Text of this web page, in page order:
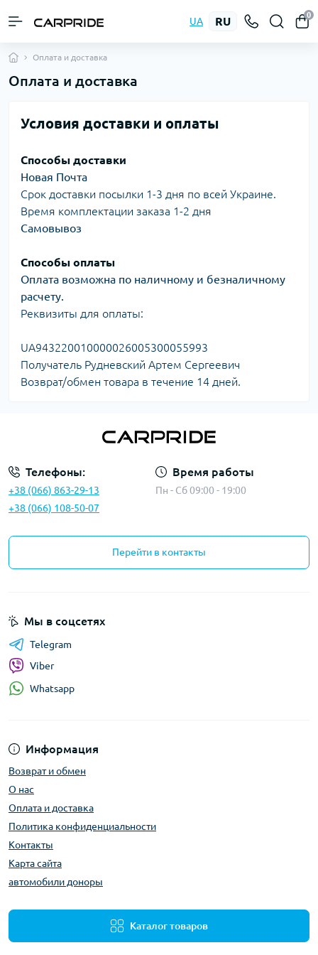
UA RU
0
Оплата и доставка
Оплата и доставка
Условия доставки и оплаты
Способы доставки
Новая Почта
Срок доставки посылки 1-3 дня по всей Украине.
Время комплектации заказа 1-2 дня
Самовывоз
Способы оплаты
Оплата возможна по наличному и безналичному
расчету.
Реквизиты для оплаты:
UA943220010000026005300055993
Получатель Рудневский Артем Сергеевич
Возврат/обмен товара в течение 14 дней.
Телефоны:
+38 (066) 863-29-13
+38 (066) 108-50-07
Время работы
Пн - Сб 09:00 - 19:00
Перейти в контакты
Информация
Возврат и обмен
О нас
Оплата и доставка
Политика конфиденциальности
Контакты
Карта сайта
автомобили доноры
Каталог товаров
Мы в соцсетях
Telegram
Viber
Whatsapp